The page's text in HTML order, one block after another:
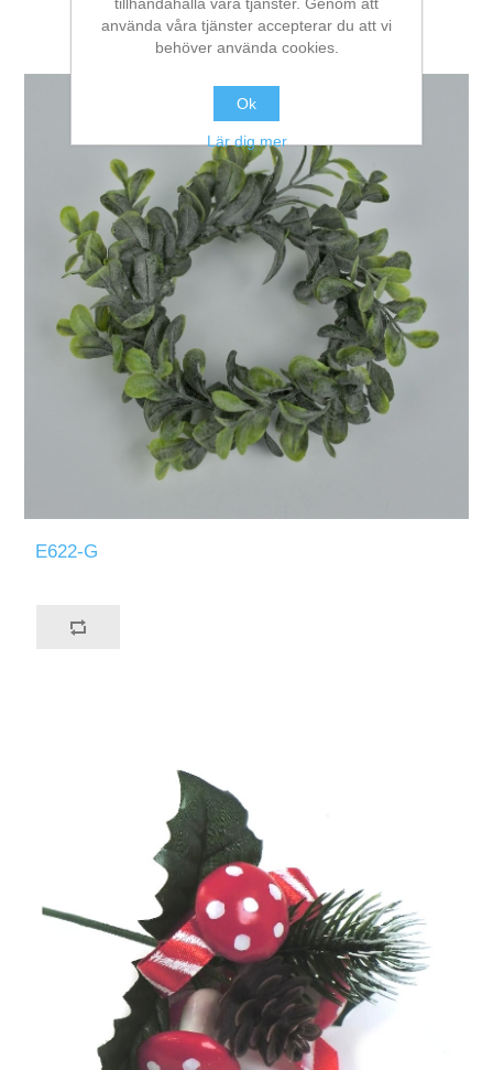
E622-G
använda våra tjänster accepterar du att vi
behöver använda cookies.
Ok
Lär dig mer